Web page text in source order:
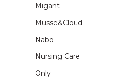
Migant
Musse&Cloud
Nabo
Nursing Care
Only